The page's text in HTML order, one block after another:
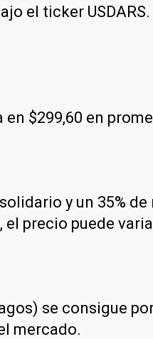
el ticker USDARS.
$299,60 en
y un 35%
precio puede
se consigue
mercado.